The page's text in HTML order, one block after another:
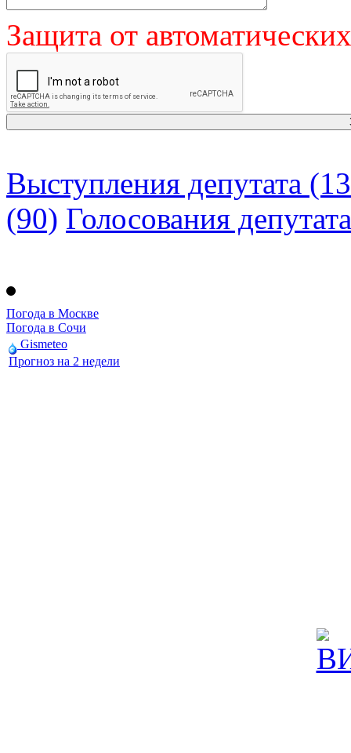
Защита от
Выступления депутата
(90) Голосования депутата
Погода в Москве
Погода в Сочи
Gismeteo
Прогноз на 2 недели